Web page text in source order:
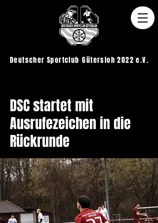
Gütersloh 2022 e.V.
Deutscher Sportclub
DSC startet mit
Ausrufezeichen in die
Rückrunde